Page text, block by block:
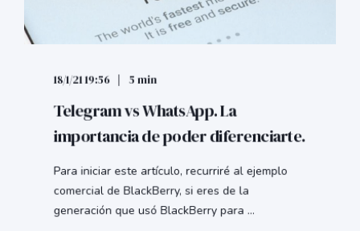
18/1/21 19:56 5 min
Telegram vs WhatsApp. La
importancia de poder diferenciarte.
Para iniciar este artículo, recurriré al ejemplo
comercial de BlackBerry, si eres de la
generación que usó BlackBerry para ...